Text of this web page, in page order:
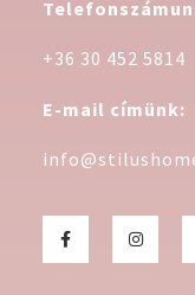
+36 30 452 5814
E-mail címünk: